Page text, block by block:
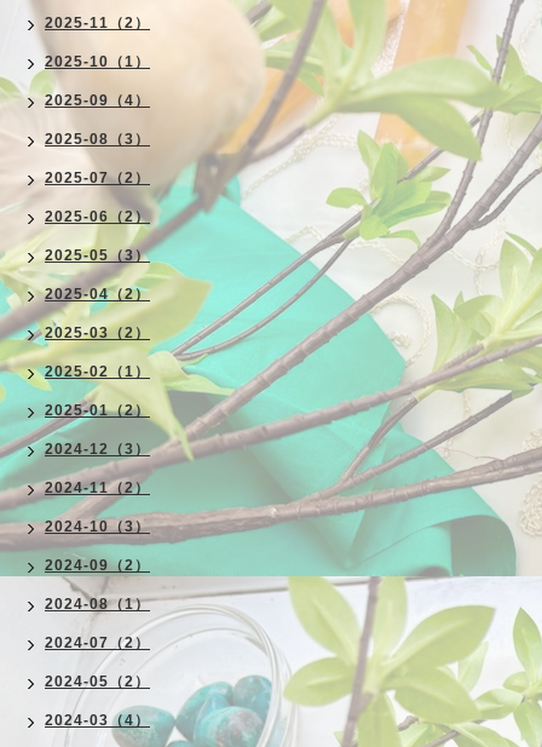
2025-11（2）
2025-10（1）
2025-09（4）
2025-08（3）
2025-07（2）
2025-06（2）
2025-05（3）
2025-04（2）
2025-03（2）
2025-02（1）
2025-01（2）
2024-12（3）
2024-11（2）
2024-10（3）
2024-09（2）
2024-08（1）
2024-07（2）
2024-05（2）
2024-03（4）